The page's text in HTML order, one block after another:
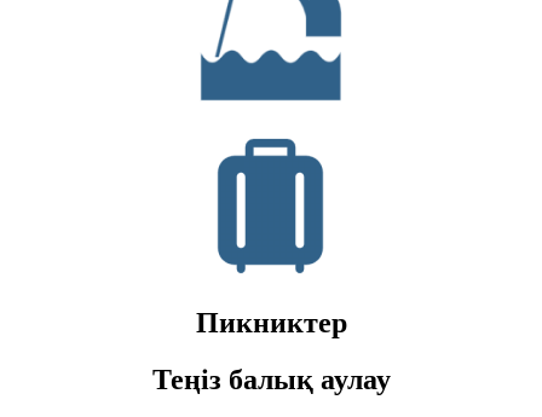
Пикниктер
Теңіз балық аулау